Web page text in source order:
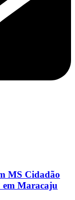
MS Cidadão
em Maracaju